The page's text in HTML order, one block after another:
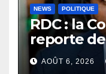
NEWS POLITIQUE
RDC : la
reporte
procès
AOÛT 6, 2026